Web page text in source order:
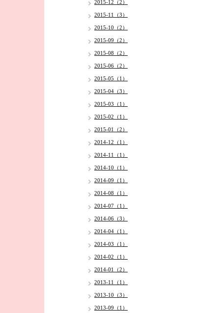
2015-12（2）
2015-11（3）
2015-10（2）
2015-09（2）
2015-08（2）
2015-06（2）
2015-05（1）
2015-04（3）
2015-03（1）
2015-02（1）
2015-01（2）
2014-12（1）
2014-11（1）
2014-10（1）
2014-09（1）
2014-08（1）
2014-07（1）
2014-06（3）
2014-04（1）
2014-03（1）
2014-02（1）
2014-01（2）
2013-11（1）
2013-10（3）
2013-09（1）